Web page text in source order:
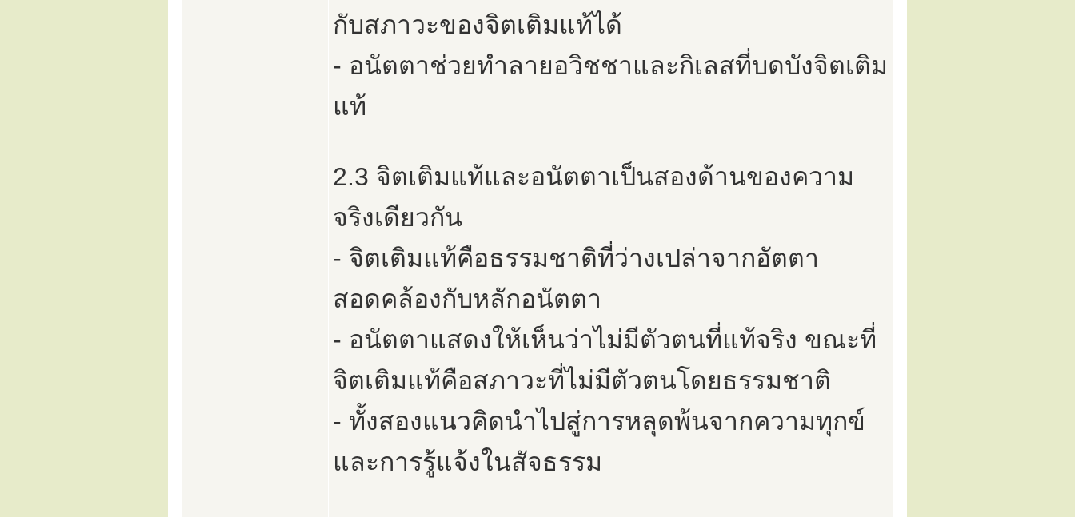
กับสภาวะของจิตเติมแท้ได้
- อนัตตาช่วยทำลายอวิชชาและกิเลสที่บดบังจิตเติม
แท้
2.3 จิตเติมแท้และอนัตตาเป็นสองด้านของความ
จริงเดียวกัน
- จิตเติมแท้คือธรรมชาติที่ว่างเปล่าจากอัตตา
สอดคล้องกับหลักอนัตตา
- อนัตตาแสดงให้เห็นว่าไม่มีตัวตนที่แท้จริง ขณะที่
จิตเติมแท้คือสภาวะที่ไม่มีตัวตนโดยธรรมชาติ
- ทั้งสองแนวคิดนำไปสู่การหลุดพ้นจากความทุกข์
และการรู้แจ้งในสัจธรรม